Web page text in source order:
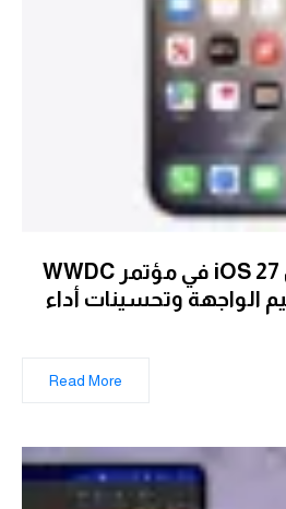
أبل تُعلن رسمياً عن iOS 27 في مؤتمر WWDC
الواجهة وتحسينات أداء
Read More